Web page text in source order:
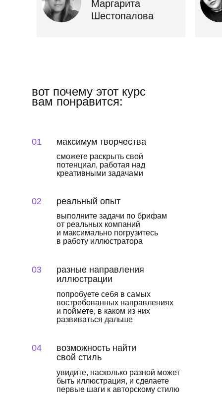
Маргарита
Шестопалова
01 максимум творчества
сможете раскрыть свой
потенциал, работая над
креативными задачами
02 реальный опыт
выполните задачи по брифам
от реальных компаний
и максимально погрузитесь
в работу иллюстратора
03
разные направления
иллюстрации
попробуете себя в самых
востребованных направлениях
и поймете, в каком из них
развиваться дальше
04
возможность найти
свой стиль
увидите, насколько разной может
быть иллюстрация, и сделаете
первые шаги к авторскому стилю
вот почему этот курс
вам понравится: